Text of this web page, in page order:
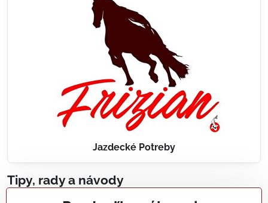
Jazdecké Potreby
Tipy, rady a návody